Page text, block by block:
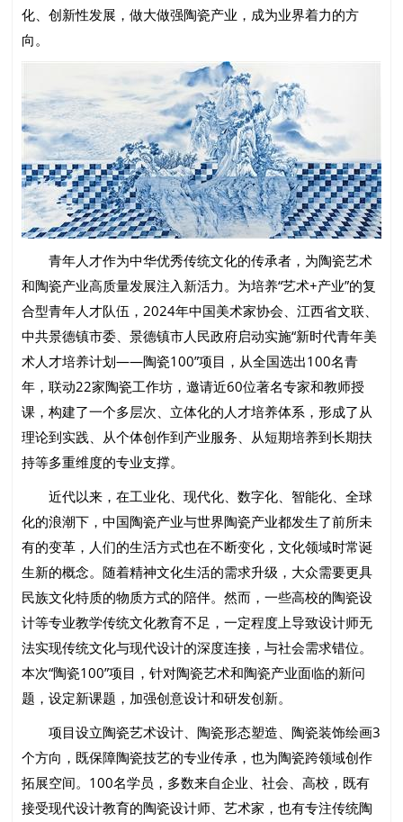
化、创新性发展，做大做强陶瓷产业，成为业界着力的方
向。
青年人才作为中华优秀传统文化的传承者，为陶瓷艺术
和陶瓷产业高质量发展注入新活力。为培养“艺术+产业”的复
合型青年人才队伍，2024年中国美术家协会、江西省文联、
中共景德镇市委、景德镇市人民政府启动实施“新时代青年美
术人才培养计划——陶瓷100”项目，从全国选出100名青
年，联动22家陶瓷工作坊，邀请近60位著名专家和教师授
课，构建了一个多层次、立体化的人才培养体系，形成了从
理论到实践、从个体创作到产业服务、从短期培养到长期扶
持等多重维度的专业支撑。
近代以来，在工业化、现代化、数字化、智能化、全球
化的浪潮下，中国陶瓷产业与世界陶瓷产业都发生了前所未
有的变革，人们的生活方式也在不断变化，文化领域时常诞
生新的概念。随着精神文化生活的需求升级，大众需要更具
民族文化特质的物质方式的陪伴。然而，一些高校的陶瓷设
计等专业教学传统文化教育不足，一定程度上导致设计师无
法实现传统文化与现代设计的深度连接，与社会需求错位。
本次“陶瓷100”项目，针对陶瓷艺术和陶瓷产业面临的新问
题，设定新课题，加强创意设计和研发创新。
项目设立陶瓷艺术设计、陶瓷形态塑造、陶瓷装饰绘画3
个方向，既保障陶瓷技艺的专业传承，也为陶瓷跨领域创作
拓展空间。100名学员，多数来自企业、社会、高校，既有
接受现代设计教育的陶瓷设计师、艺术家，也有专注传统陶